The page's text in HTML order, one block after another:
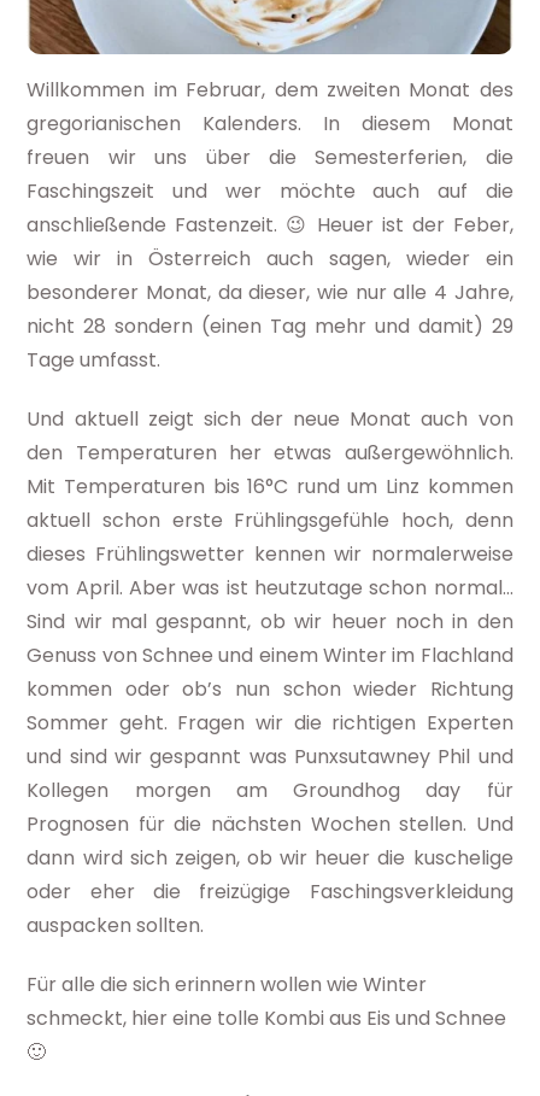
Willkommen im Februar, dem zweiten Monat des
gregorianischen Kalenders. In diesem Monat
freuen wir uns über die Semesterferien, die
Faschingszeit und wer möchte auch auf die
anschließende Fastenzeit. 😉 Heuer ist der Feber,
wie wir in Österreich auch sagen, wieder ein
besonderer Monat, da dieser, wie nur alle 4 Jahre,
nicht 28 sondern (einen Tag mehr und damit) 29
Tage umfasst.
Und aktuell zeigt sich der neue Monat auch von
den Temperaturen her etwas außergewöhnlich.
Mit Temperaturen bis 16°C rund um Linz kommen
aktuell schon erste Frühlingsgefühle hoch, denn
dieses Frühlingswetter kennen wir normalerweise
vom April. Aber was ist heutzutage schon normal…
Sind wir mal gespannt, ob wir heuer noch in den
Genuss von Schnee und einem Winter im Flachland
kommen oder ob’s nun schon wieder Richtung
Sommer geht. Fragen wir die richtigen Experten
und sind wir gespannt was Punxsutawney Phil und
Kollegen morgen am Groundhog day für
Prognosen für die nächsten Wochen stellen. Und
dann wird sich zeigen, ob wir heuer die kuschelige
oder eher die freizügige Faschingsverkleidung
auspacken sollten.
Für alle die sich erinnern wollen wie Winter
schmeckt, hier eine tolle Kombi aus Eis und Schnee
🙂